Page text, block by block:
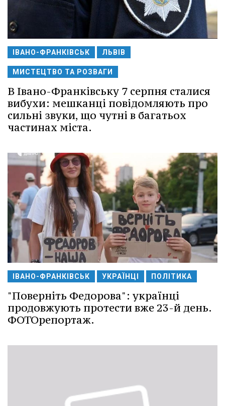
ІВАНО-ФРАНКІВСЬК ЛЬВІВ
МИСТЕЦТВО ТА РОЗВАГИ
В Івано-Франківську 7 серпня сталися
вибухи: мешканці повідомляють про
сильні звуки, що чутні в багатьох
частинах міста.
ІВАНО-ФРАНКІВСЬК УКРАЇНЦІ ПОЛІТИКА
"Поверніть Федорова": українці
продовжують протести вже 23-й день.
ФОТОрепортаж.